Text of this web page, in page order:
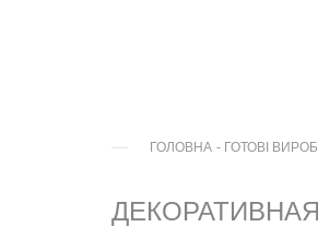
ГОЛОВНА - ГОТОВІ